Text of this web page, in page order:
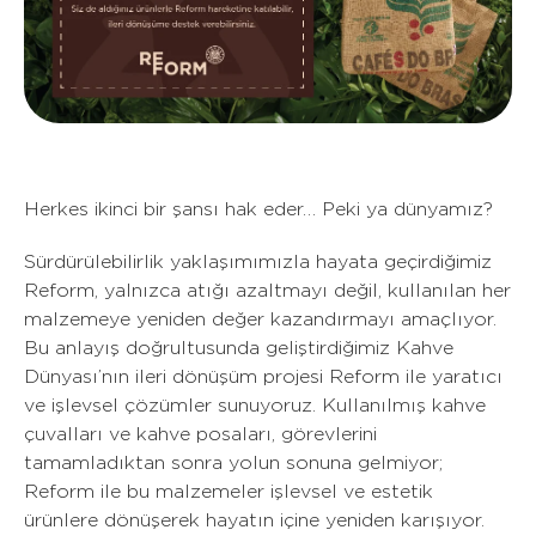
Herkes ikinci bir şansı hak eder… Peki ya dünyamız?
Sürdürülebilirlik yaklaşımımızla hayata geçirdiğimiz
Reform, yalnızca atığı azaltmayı değil, kullanılan her
malzemeye yeniden değer kazandırmayı amaçlıyor.
Bu anlayış doğrultusunda geliştirdiğimiz Kahve
Dünyası’nın ileri dönüşüm projesi Reform ile yaratıcı
ve işlevsel çözümler sunuyoruz. Kullanılmış kahve
çuvalları ve kahve posaları, görevlerini
tamamladıktan sonra yolun sonuna gelmiyor;
Reform ile bu malzemeler işlevsel ve estetik
ürünlere dönüşerek hayatın içine yeniden karışıyor.